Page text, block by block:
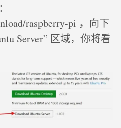
raspberry-pi ，向下
Server” 区域，你将看